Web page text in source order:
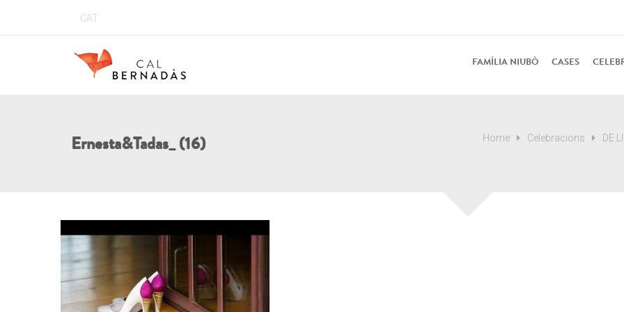
CAT
FAMÍLIA NIUBÒ CASES
Ernesta&Tadas_ (16) Home Celebracions DE